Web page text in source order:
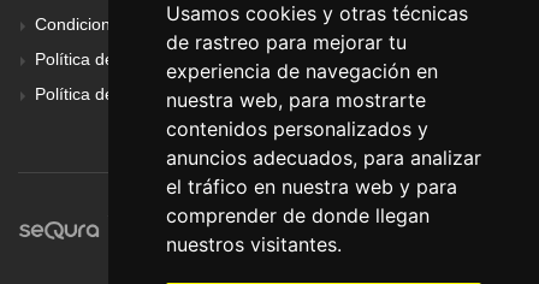
Usamos cookies y otras técnicas
de rastreo para mejorar tu
experiencia de navegación en
nuestra web, para mostrarte
contenidos personalizados y
anuncios adecuados, para analizar
el tráfico en nuestra web y para
comprender de donde llegan
nuestros visitantes.
Condiciones Generales
Política de Cookies
Política de Privacidad